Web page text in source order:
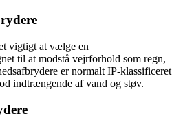
vigtigt at vælge en
til at modstå vejrforhold som regn,
er normalt IP-klassificeret
indtrængende af vand og støv.